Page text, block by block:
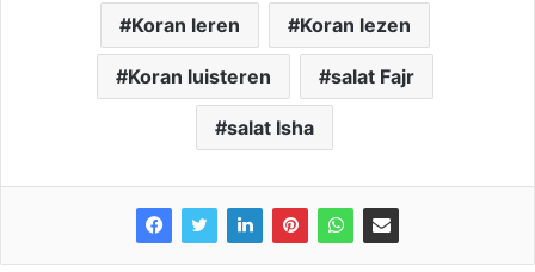
Koran leren Koran lezen
Koran luisteren salat Fajr
salat Isha